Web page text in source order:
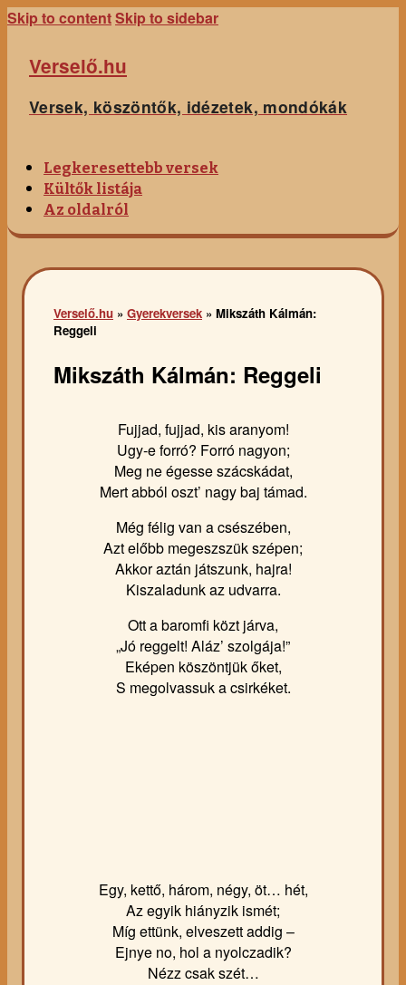
Skip to contentSkip to sidebar
Verselő.hu
Versek, köszöntők, idézetek, mondókák
Legkeresettebb versek
Kültők listája
Az oldalról
Verselő.hu » Gyerekversek » Mikszáth Kálmán:
Reggeli
Mikszáth Kálmán: Reggeli
Fujjad, fujjad, kis aranyom!
Ugy-e forró? Forró nagyon;
Meg ne égesse szácskádat,
Mert abból oszt’ nagy baj támad.
Még félig van a csészében,
Azt előbb megeszszük szépen;
Akkor aztán játszunk, hajra!
Kiszaladunk az udvarra.
Ott a baromfi közt járva,
„Jó reggelt! Aláz’ szolgája!”
Eképen köszöntjük őket,
S megolvassuk a csirkéket.
Egy, kettő, három, négy, öt… hét,
Az egyik hiányzik ismét;
Míg ettünk, elveszett addig –
Ejnye no, hol a nyolczadik?
Nézz csak szét…